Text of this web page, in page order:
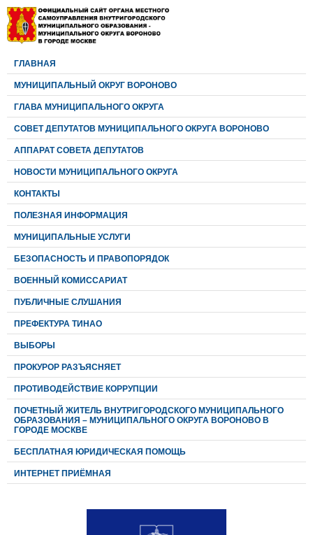
ГЛАВНАЯ
МУНИЦИПАЛЬНЫЙ ОКРУГ ВОРОНОВО
ГЛАВА МУНИЦИПАЛЬНОГО ОКРУГА
CОВЕТ ДЕПУТАТОВ МУНИЦИПАЛЬНОГО ОКРУГА ВОРОНОВО
АППАРАТ СОВЕТА ДЕПУТАТОВ
НОВОСТИ МУНИЦИПАЛЬНОГО ОКРУГА
КОНТАКТЫ
ПОЛЕЗНАЯ ИНФОРМАЦИЯ
МУНИЦИПАЛЬНЫЕ УСЛУГИ
БЕЗОПАСНОСТЬ И ПРАВОПОРЯДОК
ВОЕННЫЙ КОМИССАРИАТ
ПУБЛИЧНЫЕ СЛУШАНИЯ
ПРЕФЕКТУРА ТИНАО
ВЫБОРЫ
ПРОКУРОР РАЗЪЯСНЯЕТ
ПРОТИВОДЕЙСТВИЕ КОРРУПЦИИ
ПОЧЕТНЫЙ ЖИТЕЛЬ ВНУТРИГОРОДСКОГО МУНИЦИПАЛЬНОГО
ОБРАЗОВАНИЯ – МУНИЦИПАЛЬНОГО ОКРУГА ВОРОНОВО В
ГОРОДЕ МОСКВЕ
БЕСПЛАТНАЯ ЮРИДИЧЕСКАЯ ПОМОЩЬ
ИНТЕРНЕТ ПРИЁМНАЯ